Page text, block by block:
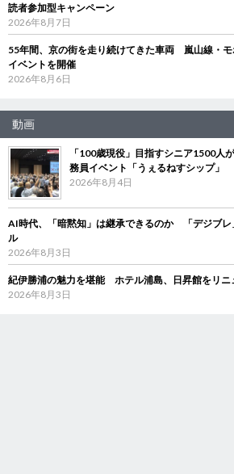
読者参加型キャンペーン
2026年8月7日
55年間、京の街を走り続けてきた車両 嵐山線・
イベントを開催
2026年8月6日
動画
「100歳現役」目指すシニア1500
務員イベント「うぇるねすシップ」
2026年8月4日
AI時代、「暗黙知」は継承できるのか 「デジブレ
ル
2026年8月3日
紀伊勝浦の魅力を堪能 ホテル浦島、日昇館をリニ
2026年8月3日